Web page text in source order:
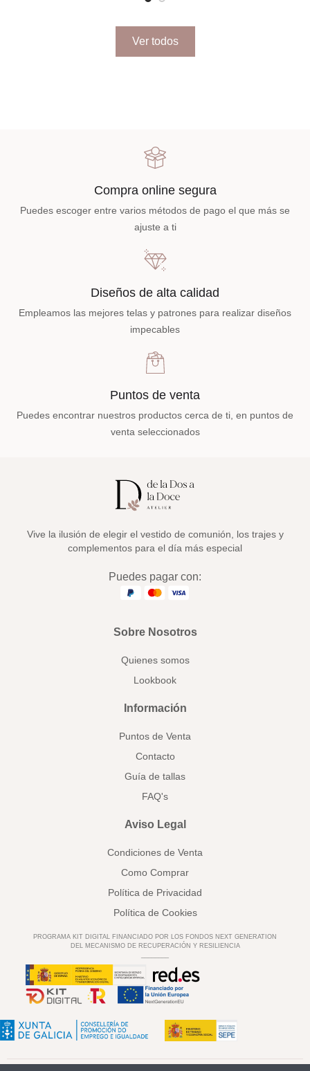
Ver todos
Compra online segura
Puedes escoger entre varios métodos de pago el que más se
ajuste a ti
Diseños de alta calidad
Empleamos las mejores telas y patrones para realizar diseños
impecables
Puntos de venta
Puedes encontrar nuestros productos cerca de ti, en puntos de
venta seleccionados
Vive la ilusión de elegir el vestido de comunión, los trajes y
complementos para el día más especial
Puedes pagar con:
Sobre Nosotros
Quienes somos
Lookbook
Información
Puntos de Venta
Contacto
Guía de tallas
FAQ's
Aviso Legal
Condiciones de Venta
Como Comprar
Política de Privacidad
Política de Cookies
PROGRAMA KIT DIGITAL FINANCIADO POR LOS FONDOS NEXT GENERATION
DEL MECANISMO DE RECUPERACIÓN Y RESILIENCIA